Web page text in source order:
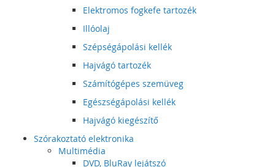
Elektromos fogkefe tartozék
Illóolaj
Szépségápolási kellék
Hajvágó tartozék
Számítógépes szemüveg
Egészségápolási kellék
Hajvágó kiegészítő
Szórakoztató elektronika
Multimédia
DVD, BluRay lejátszó